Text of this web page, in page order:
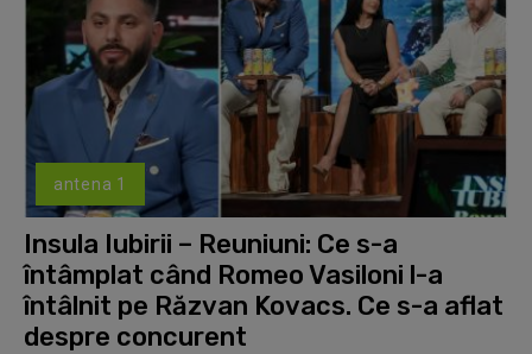
antena 1
Insula Iubirii – Reuniuni: Ce s-a
întâmplat când Romeo Vasiloni l-a
întâlnit pe Răzvan Kovacs. Ce s-a aflat
despre concurent